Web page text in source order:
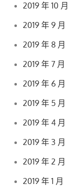
2019 年 10 月
2019 年 9 月
2019 年 8 月
2019 年 7 月
2019 年 6 月
2019 年 5 月
2019 年 4 月
2019 年 3 月
2019 年 2 月
2019 年 1 月